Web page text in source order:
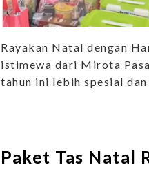
Rayakan Natal dengan
istimewa dari Mirota
tahun ini lebih spesial dan
Paket Tas Natal